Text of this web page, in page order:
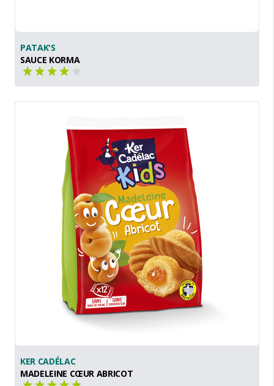
PATAK'S
SAUCE KORMA
KER CADÉLAC
MADELEINE CŒUR ABRICOT